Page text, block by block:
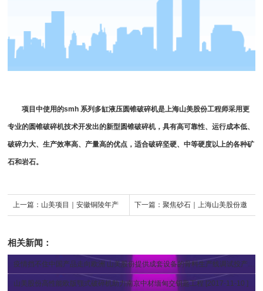
项目中使用的smh 系列多缸液压圆锥破碎机是上海山美股份工程师采用更
专业的圆锥破碎机技术开发出的新型圆锥破碎机，具有高可靠性、运行成本低、
破碎力大、生产效率高、产量高的优点，适合破碎坚硬、中等硬度以上的各种矿
石和岩石。
上一篇： 山美项目｜安徽铜陵年产
发
下一篇：聚焦砂石｜上海山美股份邀
相关新闻：
疫情挡不住中国产品走向欧洲 山美股份提供成套设备的骨料生产线调试投产，产量超预期！
山美股份高性能欧版颚式破碎机助力南京中材缅甸交钥匙工程 [2017-11-10 ]